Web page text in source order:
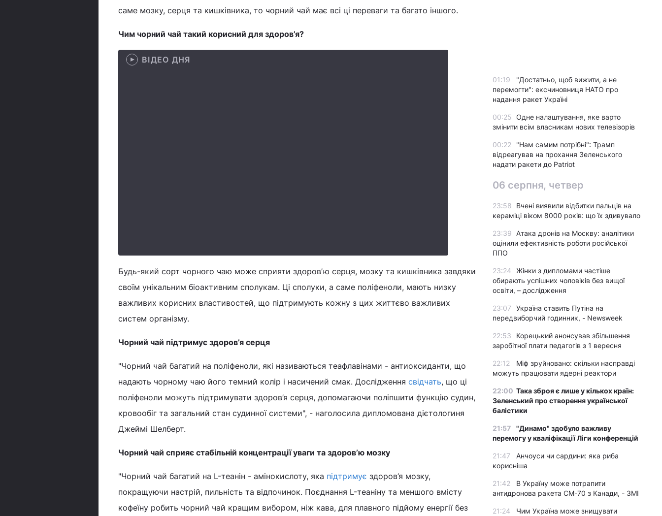
саме мозку, серця та кишківника, то чорний чай має всі ці переваги та багато іншого.
Чим чорний чай такий корисний для здоров’я?
ВІДЕО ДНЯ
Будь-який сорт чорного чаю може сприяти здоровʼю серця, мозку та кишківника завдяки
своїм унікальним біоактивним сполукам. Ці сполуки, а саме поліфеноли, мають низку
важливих корисних властивостей, що підтримують кожну з цих життєво важливих
систем організму.
Чорний чай підтримує здоров’я серця
"Чорний чай багатий на поліфеноли, які називаються теафлавінами - антиоксиданти, що
надають чорному чаю його темний колір і насичений смак. Дослідження свідчать, що ці
поліфеноли можуть підтримувати здоров’я серця, допомагаючи поліпшити функцію судин,
кровообіг та загальний стан судинної системи", - наголосила дипломована дієтологиня
Джеймі Шелберт.
Чорний чай сприяє стабільній концентрації уваги та здоров’ю мозку
"Чорний чай багатий на L-теанін - амінокислоту, яка підтримує здоров’я мозку,
покращуючи настрій, пильність та відпочинок. Поєднання L-теаніну та меншого вмісту
кофеїну робить чорний чай кращим вибором, ніж кава, для плавного підйому енергії без
01:19
"Достатньо, щоб вижити, а не
перемогти": ексчиновниця НАТО про
надання ракет Україні
00:25 Одне налаштування, яке варто
змінити всім власникам нових телевізорів
00:22
"Нам самим потрібні": Трамп
відреагував на прохання Зеленського
надати ракети до Patriot
06 серпня, четвер
23:58
Вчені виявили відбитки пальців на
кераміці віком 8000 років: що їх здивувало
23:39
Атака дронів на Москву: аналітики
оцінили ефективність роботи російської
ППО
23:24
Жінки з дипломами частіше
обирають успішних чоловіків без вищої
освіти, – дослідження
23:07
Україна ставить Путіна на
передвиборчий годинник, - Newsweek
22:53
Корецький анонсував збільшення
заробітної плати педагогів з 1 вересня
22:12
Міф зруйновано: скільки насправді
можуть працювати ядерні реактори
22:00 Така зброя є лише у кількох країн:
Зеленський про створення української
балістики
21:57
"Динамо" здобуло важливу
перемогу у кваліфікації Ліги конференцій
21:47
Анчоуси чи сардини: яка риба
корисніша
21:42
В Україну може потрапити
антидронова ракета CM-70 з Канади, - ЗМІ
21:24
Чим Україна може знищувати